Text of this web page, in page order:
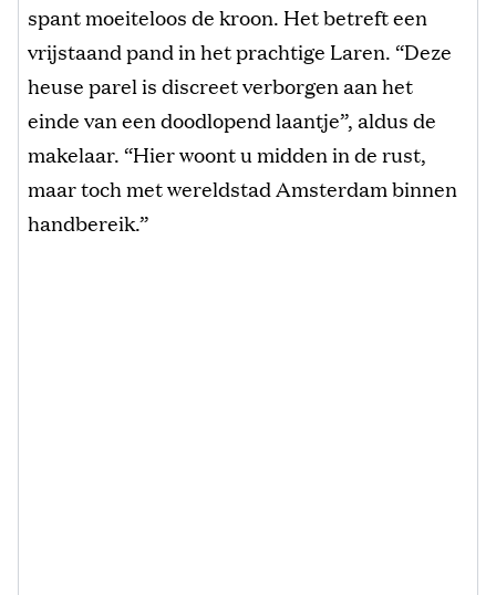
spant moeiteloos de kroon. Het betreft een
vrijstaand pand in het prachtige Laren. “Deze
heuse parel is discreet verborgen aan het
einde van een doodlopend laantje”, aldus de
makelaar. “Hier woont u midden in de rust,
maar toch met wereldstad Amsterdam binnen
handbereik.”